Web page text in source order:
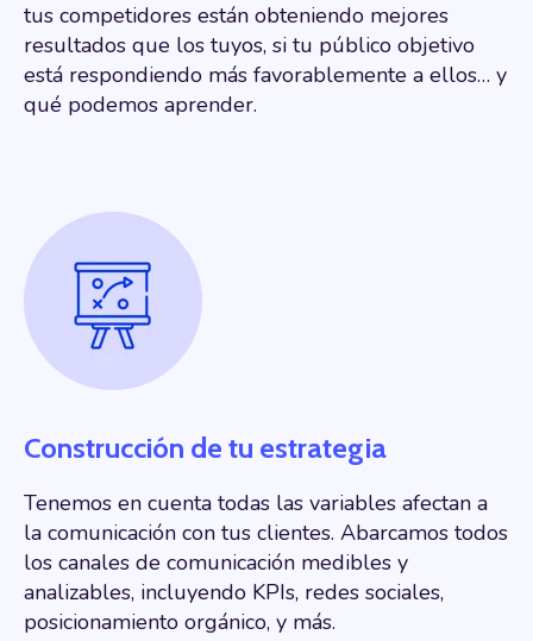
tus competidores están obteniendo mejores
resultados que los tuyos, si tu público objetivo
está respondiendo más favorablemente a ellos… y
qué podemos aprender.
Construcción de tu estrategia
Tenemos en cuenta todas las variables afectan a
la comunicación con tus clientes. Abarcamos todos
los canales de comunicación medibles y
analizables, incluyendo KPIs, redes sociales,
posicionamiento orgánico, y más.